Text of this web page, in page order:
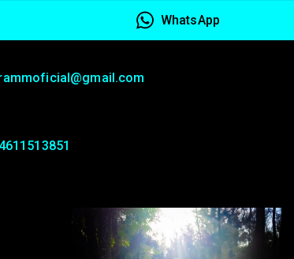
WhatsApp